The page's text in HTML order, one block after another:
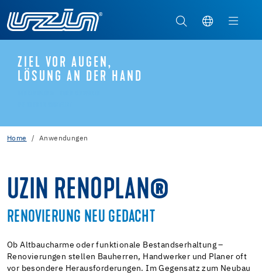
ZIEL VOR AUGEN,
LÖSUNG AN DER HAND
Home Anwendungen
UZIN RENOPLAN®
RENOVIERUNG NEU GEDACHT
Ob Altbaucharme oder funktionale Bestandserhaltung –
Renovierungen stellen Bauherren, Handwerker und Planer oft
vor besondere Herausforderungen. Im Gegensatz zum Neubau